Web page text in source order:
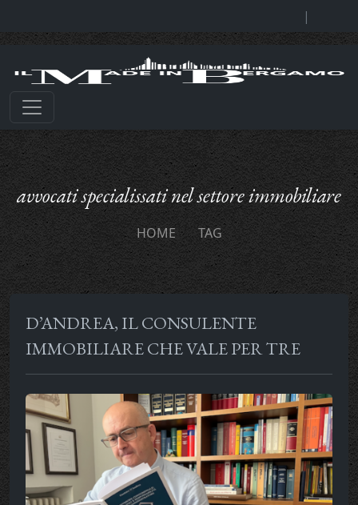
|
avvocati specialissati nel settore immobiliare
HOME TAG
D’ANDREA, IL CONSULENTE
IMMOBILIARE CHE VALE PER TRE